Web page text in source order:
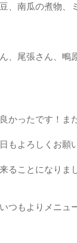
、南瓜の煮物、
、尾張さん、鴫
ったです！ま
もよろしくお願
ることになりま
つもよりメニュ